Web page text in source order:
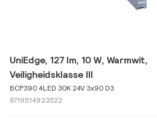
UniEdge, 127 lm, 10 W, Warmwit,
Veiligheidsklasse III
BCP390 4LED 30K 24V 3x90 D3
8719514923522